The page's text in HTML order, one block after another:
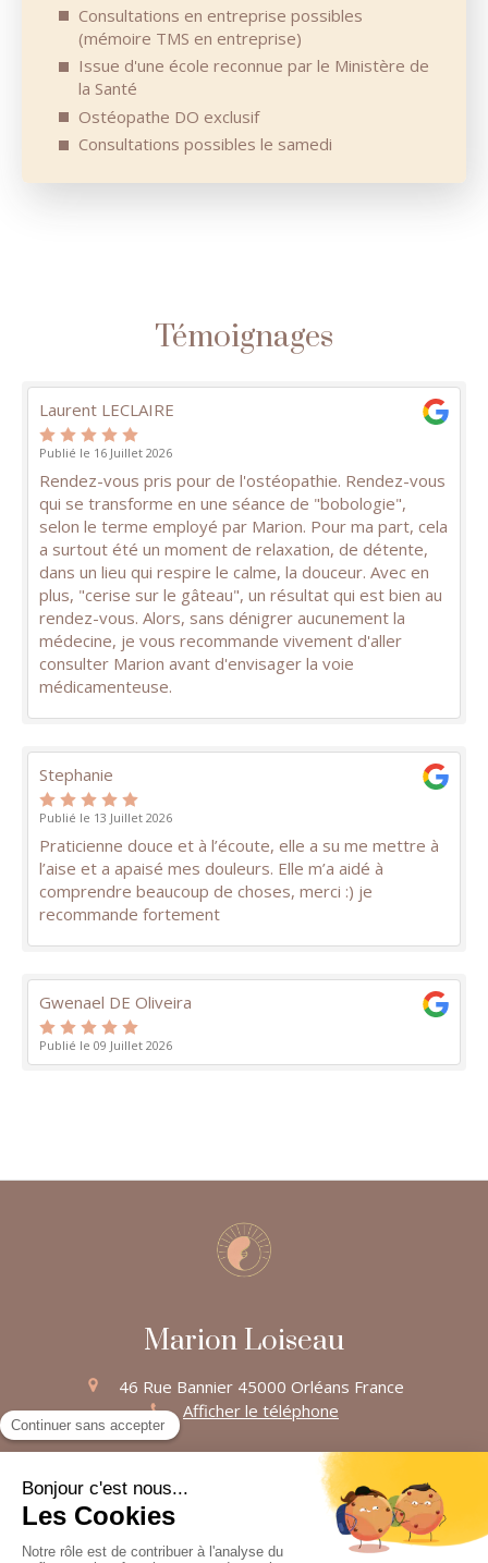
Consultations en entreprise possibles
(mémoire TMS en entreprise)
Issue d'une école reconnue par le Ministère de
la Santé
Ostéopathe DO exclusif
Consultations possibles le samedi
Témoignages
Laurent LECLAIRE
Publié le 16 Juillet 2026
Rendez-vous pris pour de l'ostéopathie. Rendez-vous
qui se transforme en une séance de "bobologie",
selon le terme employé par Marion. Pour ma part, cela
a surtout été un moment de relaxation, de détente,
dans un lieu qui respire le calme, la douceur. Avec en
plus, "cerise sur le gâteau", un résultat qui est bien au
rendez-vous. Alors, sans dénigrer aucunement la
médecine, je vous recommande vivement d'aller
consulter Marion avant d'envisager la voie
médicamenteuse.
Stephanie
Publié le 13 Juillet 2026
Praticienne douce et à l’écoute, elle a su me mettre à
l’aise et a apaisé mes douleurs. Elle m’a aidé à
comprendre beaucoup de choses, merci :) je
recommande fortement
Gwenael DE Oliveira
Publié le 09 Juillet 2026
Marion Loiseau
46 Rue Bannier 45000 Orléans France
Afficher le téléphone
Mentions légales
©2025 Marion Loiseau - Ostéopathe Orléans